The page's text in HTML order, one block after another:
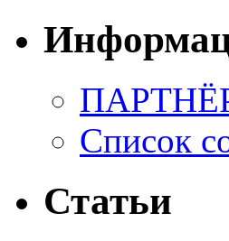
Список
Статьи